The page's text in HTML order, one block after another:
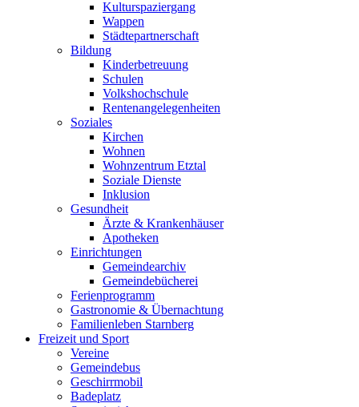
Kulturspaziergang
Wappen
Städtepartnerschaft
Bildung
Kinderbetreuung
Schulen
Volkshochschule
Rentenangelegenheiten
Soziales
Kirchen
Wohnen
Wohnzentrum Etztal
Soziale Dienste
Inklusion
Gesundheit
Ärzte & Krankenhäuser
Apotheken
Einrichtungen
Gemeindearchiv
Gemeindebücherei
Ferienprogramm
Gastronomie & Übernachtung
Familienleben Starnberg
Freizeit und Sport
Vereine
Gemeindebus
Geschirrmobil
Badeplatz